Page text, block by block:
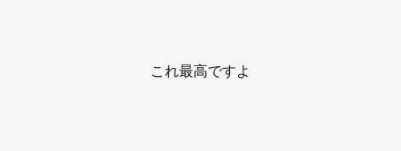
これ最高ですよ